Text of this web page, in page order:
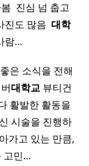
진심 넘 춥고
도 많음
대학
람…
은 소식을 전해
대학교 뷰티건
활발한 활동을
시술을 진행하
가고 있는 만큼,
고민…